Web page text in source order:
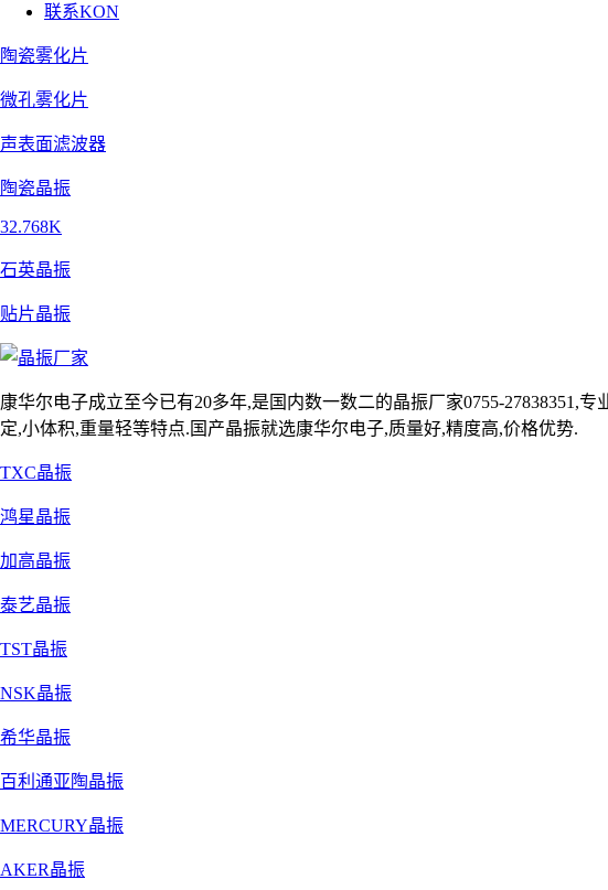
联系KON
陶瓷雾化片
微孔雾化片
声表面滤波器
陶瓷晶振
32.768K
石英晶振
贴片晶振
康华尔电子成立至今已有20多年,是国内数一数二的晶振厂家0755-27838351,
定,小体积,重量轻等特点.国产晶振就选康华尔电子,质量好,精度高,价格优势.
TXC晶振
鸿星晶振
加高晶振
泰艺晶振
TST晶振
NSK晶振
希华晶振
百利通亚陶晶振
MERCURY晶振
AKER晶振